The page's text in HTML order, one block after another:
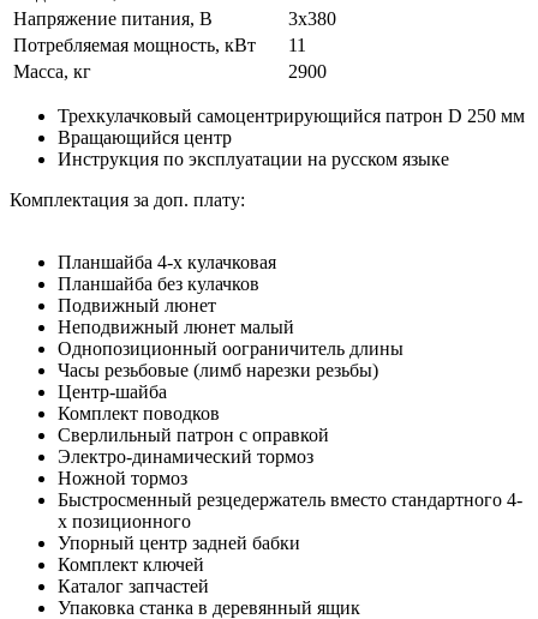
Напряжение питания, В
3x380
Потребляемая мощность, кВт
11
Масса, кг
2900
Трехкулачковый самоцентрирующийся патрон D 250 мм
Вращающийся центр
Инструкция по эксплуатации на русском языке
Комплектация за доп. плату:
Планшайба 4-х кулачковая
Планшайба без кулачков
Подвижный люнет
Неподвижный люнет малый
Однопозиционный оограничитель длины
Часы резьбовые (лимб нарезки резьбы)
Центр-шайба
Комплект поводков
Сверлильный патрон с оправкой
Электро-динамический тормоз
Ножной тормоз
Быстросменный резцедержатель вместо стандартного 4-
х позиционного
Упорный центр задней бабки
Комплект ключей
Каталог запчастей
Упаковка станка в деревянный ящик